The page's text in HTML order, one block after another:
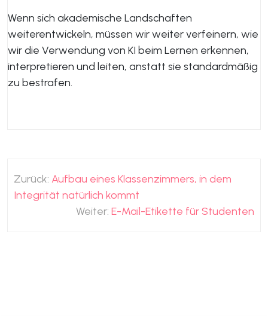
Wenn sich akademische Landschaften
weiterentwickeln, müssen wir weiter verfeinern, wie
wir die Verwendung von KI beim Lernen erkennen,
interpretieren und leiten, anstatt sie standardmäßig
zu bestrafen.
Beitragsnavigation
Zurück: Aufbau eines Klassenzimmers, in dem
Integrität natürlich kommt
Weiter: E-Mail-Etikette für Studenten